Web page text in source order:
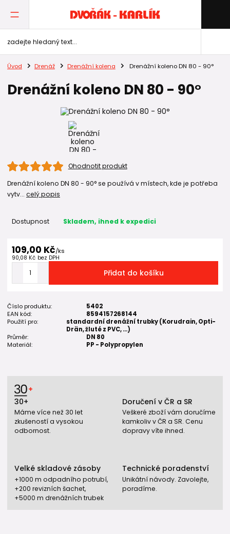
Úvod Drenáž Drenážní kolena Drenážní koleno DN 80 - 90°
Drenážní koleno DN 80 - 90°
Ohodnotit produkt
Drenážní koleno DN 80 - 90° se používá v místech, kde je potřeba
vytv... celý popis
Dostupnost Skladem, ihned k expedici
109,00 Kč/ks
90,08 Kč bez DPH
Přidat do košíku
Číslo produktu:
5402
EAN kód:
8594157268144
Použití pro:
standardní drenážní trubky (Korudrain, Opti-
Drän, žluté z PVC, ...)
Průměr:
DN 80
Materiál:
PP - Polypropylen
30+
Máme více než 30 let
zkušeností a vysokou
odbornost.
Doručení v ČR a SR
Veškeré zboží vám doručíme
kamkoliv v ČR a SR. Cenu
dopravy víte ihned.
Velké skladové zásoby
+1000 m odpadního potrubí,
+200 revizních šachet,
+5000 m drenážních trubek
Technické poradenství
Unikátní návody. Zavolejte,
poradíme.